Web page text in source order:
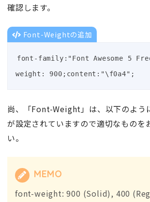
確認します。
Font-Weightの追加
font-family:"Font Awesome 5
weight: 900;content:"\f0a4";
尚、「Font-Weight」は、以下のよう
が設定されていますので適切なものを
い。
MEMO
font-weight: 900 (Solid), 400